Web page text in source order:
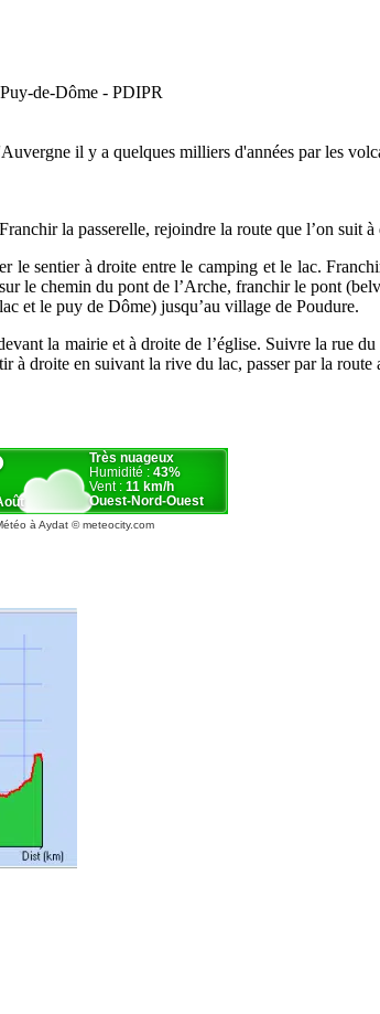
de-Dôme - PDIPR
il y a quelques milliers d'années par les
la passerelle, rejoindre la route que l’on suit
sentier à droite entre le camping et le lac.
le chemin du pont de l’Arche, franchir le pont
et le puy de Dôme) jusqu’au village de Poudure.
la mairie et à droite de l’église. Suivre la rue
droite en suivant la rive du lac, passer par la
à Aydat© meteocity.com